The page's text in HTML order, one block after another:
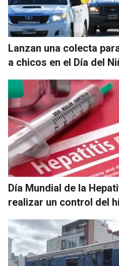
Lanzan una colecta
a chicos en el Día del
Día Mundial de la
realizar un control del